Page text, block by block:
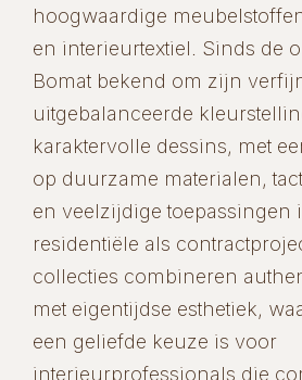
hoogwaardige
en interieurtextiel. Sinds de
Bomat bekend om zijn
uitgebalanceerde
karaktervolle dessins, met
op duurzame materialen,
en veelzijdige toepassingen
residentiële als
collecties combineren
met eigentijdse esthetiek,
een geliefde keuze is voor
interieurprofessionals die